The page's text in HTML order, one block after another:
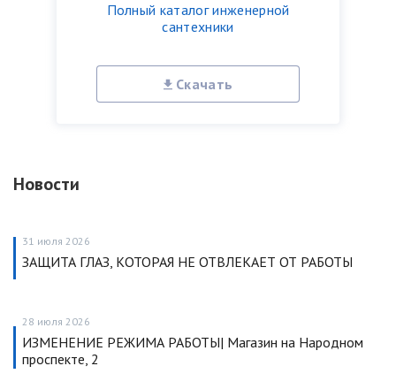
Полный каталог инженерной
сантехники
Скачать
Новости
31 июля 2026
ЗАЩИТА ГЛАЗ, КОТОРАЯ НЕ ОТВЛЕКАЕТ ОТ РАБОТЫ
28 июля 2026
ИЗМЕНЕНИЕ РЕЖИМА РАБОТЫ| Магазин на Народном
проспекте, 2